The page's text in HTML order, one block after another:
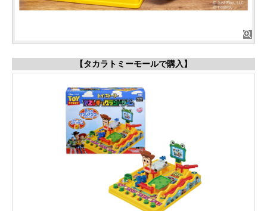
【タカラトミーモールで購入】